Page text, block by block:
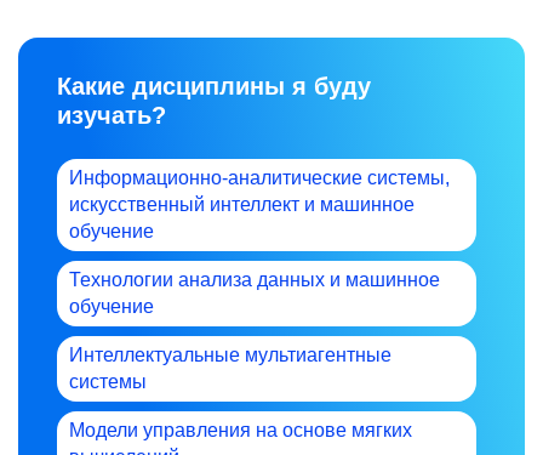
Какие дисциплины я буду
изучать?
Информационно-аналитические системы,
искусственный интеллект и машинное
обучение
Технологии анализа данных и машинное
обучение
Интеллектуальные мультиагентные
системы
Модели управления на основе мягких